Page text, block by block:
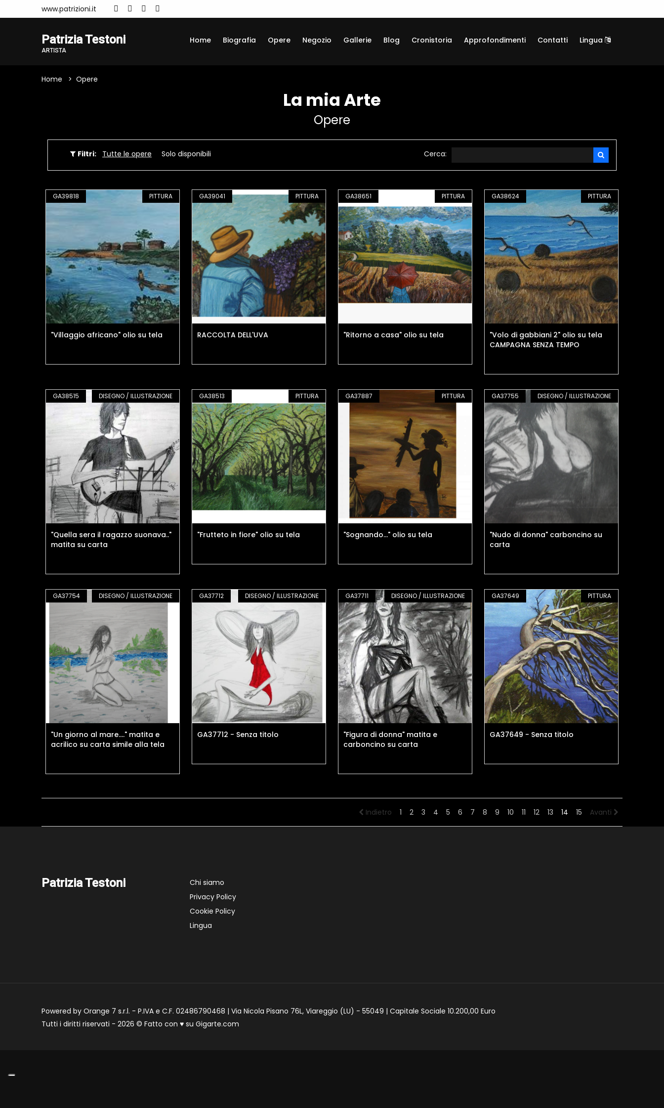
www.patrizioni.it
Patrizia Testoni
ARTISTA
Home Biografia Opere Negozio Gallerie Blog Cronistoria Approfondimenti Contatti Lingua
Home Opere
La mia Arte
Opere
Filtri: Tutte le opere Solo disponibili Cerca:
GA39818 PITTURA
"Villaggio africano" olio su tela
GA39041 PITTURA
RACCOLTA DELL'UVA
GA38651 PITTURA
"Ritorno a casa" olio su tela
GA38624 PITTURA
"Volo di gabbiani 2" olio su tela
CAMPAGNA SENZA TEMPO
GA38515 DISEGNO / ILLUSTRAZIONE
"Quella sera il ragazzo suonava.."
matita su carta
GA38513 PITTURA
"Frutteto in fiore" olio su tela
GA37887 PITTURA
"Sognando..." olio su tela
GA37755 DISEGNO / ILLUSTRAZIONE
"Nudo di donna" carboncino su
carta
GA37754 DISEGNO / ILLUSTRAZIONE
"Un giorno al mare...." matita e
acrilico su carta simile alla tela
GA37712 DISEGNO / ILLUSTRAZIONE
GA37712 - Senza titolo
GA37711 DISEGNO / ILLUSTRAZIONE
"Figura di donna" matita e
carboncino su carta
GA37649 PITTURA
GA37649 - Senza titolo
Indietro 1 2 3 4 5 6 7 8 9 10 11 12 13 14 15 Avanti
Patrizia Testoni
Chi siamo
Privacy Policy
Cookie Policy
Lingua
Powered by Orange 7 s.r.l. - P.IVA e C.F. 02486790468 | Via Nicola Pisano 76L, Viareggio (LU) - 55049 | Capitale Sociale 10.200,00 Euro
Tutti i diritti riservati - 2026 © Fatto con ♥ su Gigarte.com